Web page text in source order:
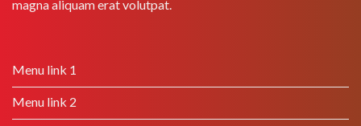
magna aliquam erat volutpat.
Menu link 1
Menu link 2